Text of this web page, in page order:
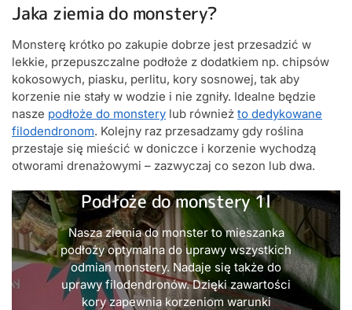
Jaka ziemia do monstery?
Monsterę krótko po zakupie dobrze jest przesadzić w
lekkie, przepuszczalne podłoże z dodatkiem np. chipsów
kokosowych, piasku, perlitu, kory sosnowej, tak aby
korzenie nie stały w wodzie i nie zgniły. Idealne będzie
nasze podłoże do monstery lub również to dedykowane
filodendronom. Kolejny raz przesadzamy gdy roślina
przestaje się mieścić w doniczce i korzenie wychodzą
otworami drenażowymi – zazwyczaj co sezon lub dwa.
Podłoże do monstery 1l
Nasza ziemia do monster to mieszanka
podłoży optymalna do uprawy wszystkich
odmian monstery. Nadaje się także do
uprawy filodendronów. Dzięki zawartości
kory zapewnia korzeniom warunki